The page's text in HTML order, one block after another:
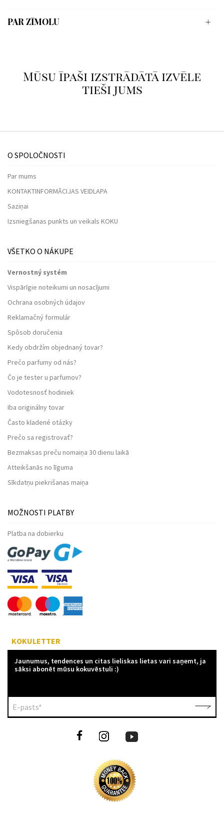
PAR ZĪMOLU
Mūsu īpaši izstrādātā izvēle
tieši jums
O SPOLOČNOSTI
Par mums
KONTAKTINFORMĀCIJAS VEIDLAPA
Saziņai
Izsniegšanas punkts un veikals KOKU
VŠETKO O NÁKUPE
Vernostný systém
Vispārīgie noteikumi un nosacījumi
Ochrana osobných údajov
Reklamačný formulár
Spôsob doručenia
Kedy obdržím objednaný tovar?
Prečo parfumy od nás?
Čo je tester u parfumov?
Vodotesnosť hodiniek
Iba originálny tovar
Často kladené otázky
Prečo sa registrovať?
Bezmaksas preču nomaiņa 30 dienu laikā
Atteikšanās no līguma
Sīkdatņu piekrišanas maiņa
MOŽNOSTI PLATBY
Platba na dobierku
KOKULETTER
Jaunumus, tendences un citas lieliskas lietas vari saņemt, ja
sāksi abonēt mūsu kokuvēstuli :)
E-pasts*